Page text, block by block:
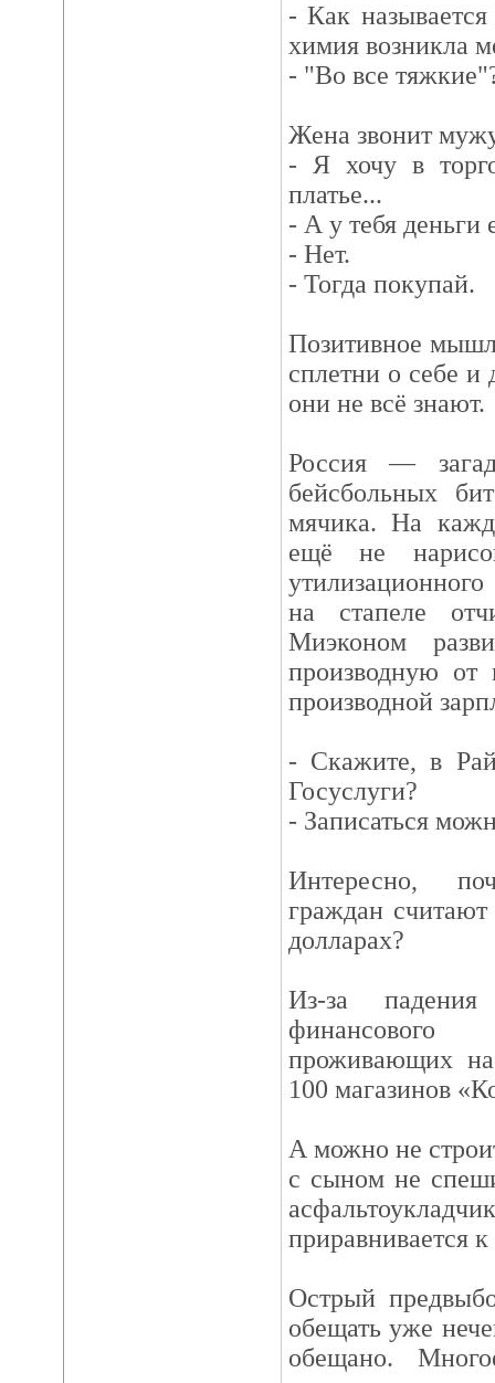
- Как
химия возникла
- "Во все
Жена звонит
- Я хочу в
платье...
- А у тебя деньги
- Нет.
- Тогда покупай.
Позитивное
сплетни о себе
они не всё знают.
Россия —
бейсбольных
мячика. На
ещё не
на стапеле
Миэконом
производную от
производной
- Скажите, в Рай
Госуслуги?
- Записаться
Интересно,
граждан
долларах?
Из-за
проживающих на
100 магазинов
А можно не
с сыном не
приравнивается
Острый
обещать уже
обещано.